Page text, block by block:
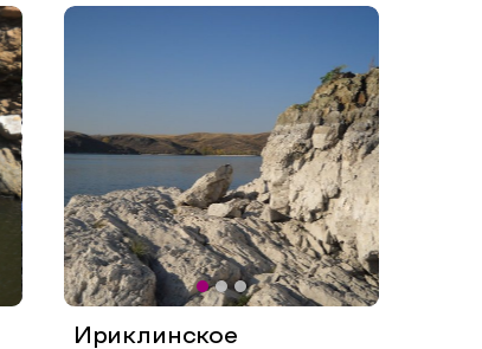
Ириклинское